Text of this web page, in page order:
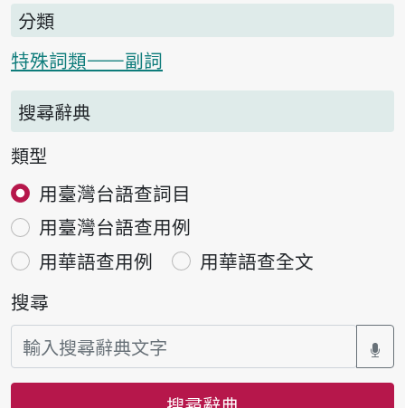
分類
特殊詞類——副詞
搜尋辭典
類型
用臺灣台語查詞目
用臺灣台語查用例
用華語查用例
用華語查全文
搜尋